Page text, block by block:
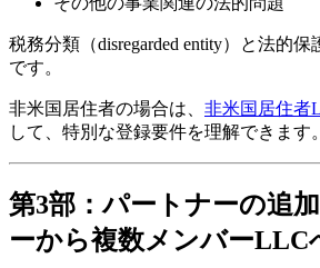
税務分類（disregarded entity）と法的
です。
非米国居住者の場合は、 非米国居住者
して、特別な登録要件を理解できます。
第3部：パートナーの追
ーから複数メンバーLLC